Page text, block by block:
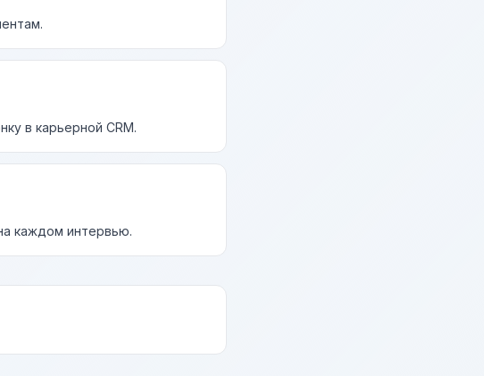
в карьерной CRM.
каждом интервью.